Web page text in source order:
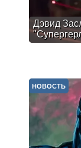
Дэвид
НОВОСТЬ